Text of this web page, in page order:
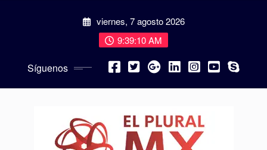
viernes, 7 agosto 2026
9:39:11 AM
Síguenos